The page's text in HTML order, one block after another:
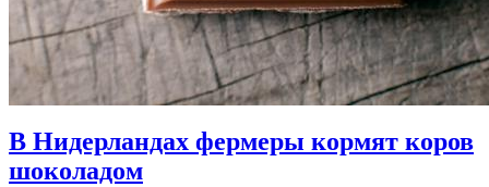
В Нидерландах фермеры кормят коров
шоколадом